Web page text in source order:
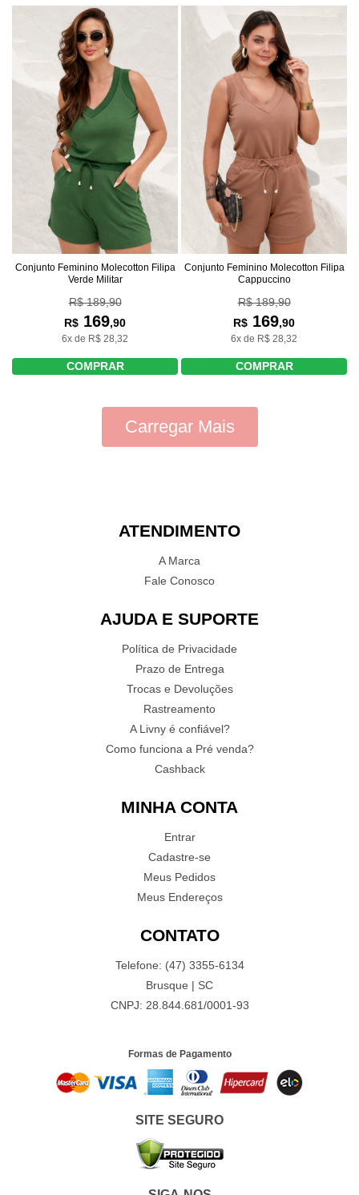
Conjunto Feminino Molecotton Filipa
Verde Militar
R$ 189,90
R$ 169,90
6x de R$ 28,32
COMPRAR
Conjunto Feminino Molecotton Filipa
Cappuccino
R$ 189,90
R$ 169,90
6x de R$ 28,32
COMPRAR
Carregar Mais
ATENDIMENTO
A Marca
Fale Conosco
AJUDA E SUPORTE
Política de Privacidade
Prazo de Entrega
Trocas e Devoluções
Rastreamento
A Livny é confiável?
Como funciona a Pré venda?
Cashback
MINHA CONTA
Entrar
Cadastre-se
Meus Pedidos
Meus Endereços
CONTATO
Telefone: (47) 3355-6134
Brusque | SC
CNPJ: 28.844.681/0001-93
Formas de Pagamento
SITE SEGURO